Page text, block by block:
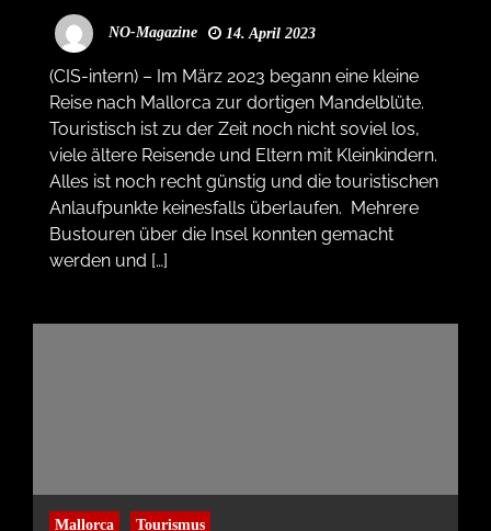
NO-Magazine 14. April 2023
(CIS-intern) – Im März 2023 begann eine kleine
Reise nach Mallorca zur dortigen Mandelblüte.
Touristisch ist zu der Zeit noch nicht soviel los,
viele ältere Reisende und Eltern mit Kleinkindern.
Alles ist noch recht günstig und die touristischen
Anlaufpunkte keinesfalls überlaufen. Mehrere
Bustouren über die Insel konnten gemacht
werden und […]
Mallorca Tourismus